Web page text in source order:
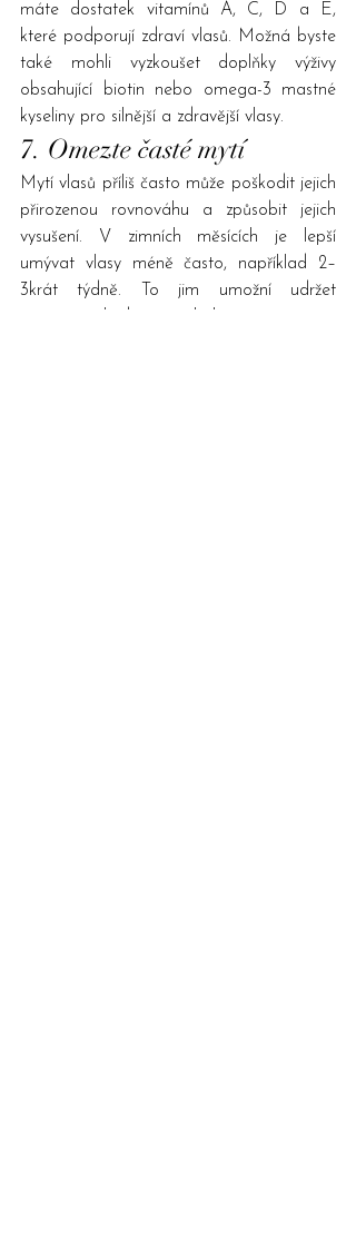
máte dostatek vitamínů A, C, D a E,
které podporují zdraví vlasů. Možná byste
také mohli vyzkoušet doplňky výživy
obsahující biotin nebo omega-3 mastné
kyseliny pro silnější a zdravější vlasy.
7. Omezte časté mytí
Mytí vlasů příliš často může poškodit jejich
přirozenou rovnováhu a způsobit jejich
vysušení. V zimních měsících je lepší
umývat vlasy méně často, například 2–
3krát týdně. To jim umožní udržet